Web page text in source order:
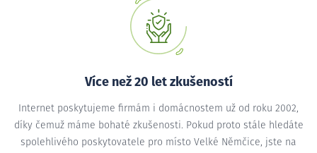
Více než 20 let zkušeností
Internet poskytujeme firmám i domácnostem už od roku 2002,
díky čemuž máme bohaté zkušenosti. Pokud proto stále hledáte
spolehlivého poskytovatele pro místo Velké Němčice, jste na